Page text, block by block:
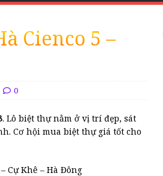
Cienco 5 –
0
. Lô biệt thự nằm ở vị trí đẹp, sát
Cơ hội mua biệt thự giá tốt cho
– Cự Khê – Hà Đông